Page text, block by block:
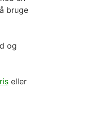
bruge
og
eller